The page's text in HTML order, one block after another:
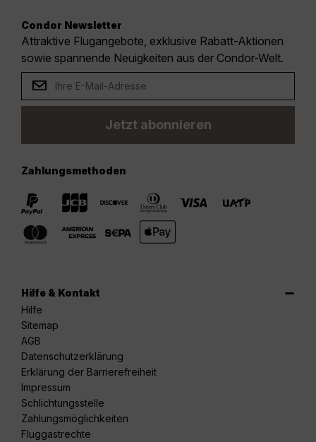
Condor Newsletter
Attraktive Flugangebote, exklusive Rabatt-Aktionen
sowie spannende Neuigkeiten aus der Condor-Welt.
Jetzt abonnieren
Zahlungsmethoden
Hilfe & Kontakt
Hilfe
Sitemap
AGB
Datenschutzerklärung
Erklärung der Barrierefreiheit
Impressum
Schlichtungsstelle
Zahlungsmöglichkeiten
Fluggastrechte